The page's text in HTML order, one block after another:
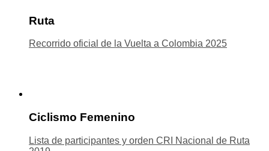
Ruta
Recorrido oficial de la Vuelta a Colombia 2025
Ciclismo Femenino
Lista de participantes y orden CRI Nacional de Ruta